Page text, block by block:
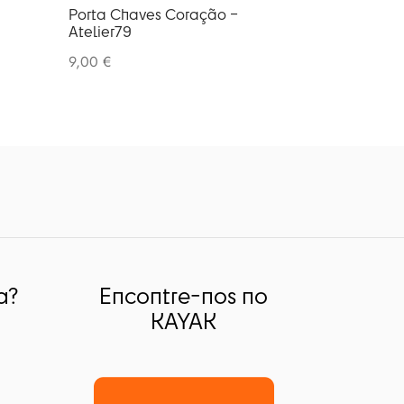
Porta Chaves Coração –
Atelier79
9,00 €
Encontre-nos no
KAYAK